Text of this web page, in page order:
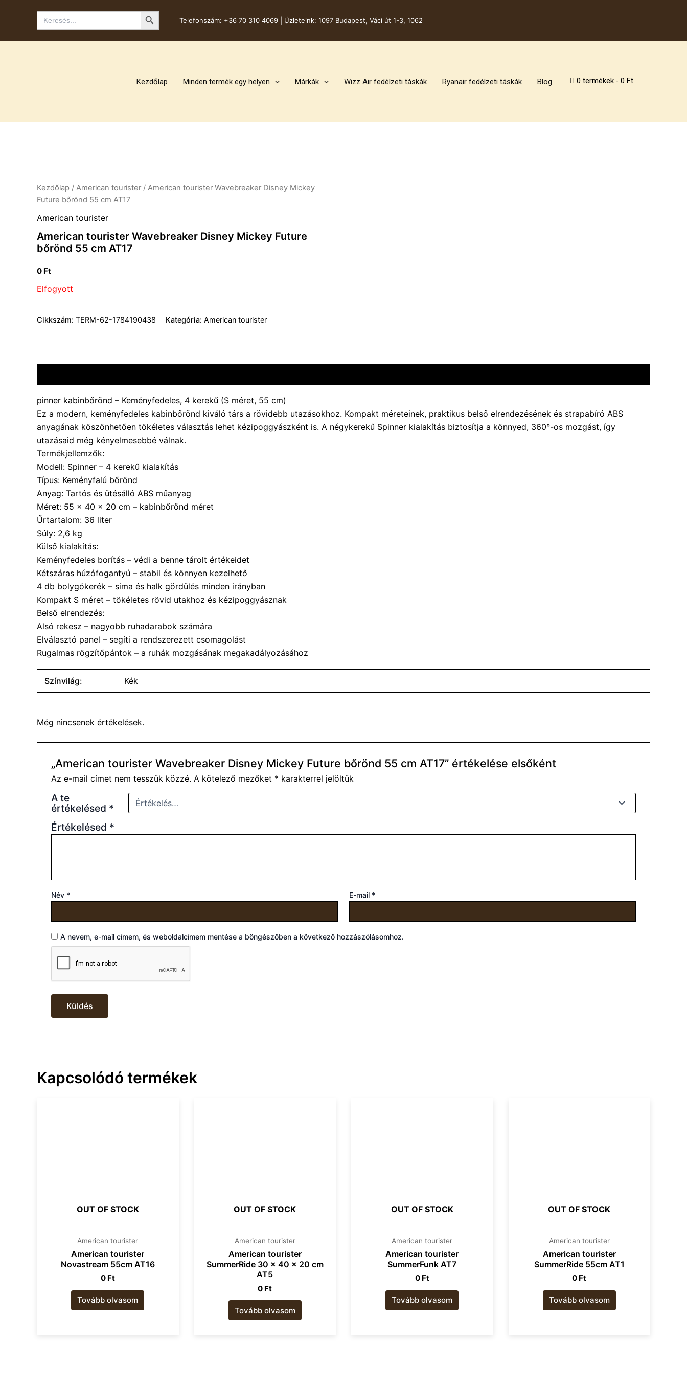
Search
for:
Search Button
Telefonszám: +36 70 310 4069 | Üzleteink: 1097 Budapest, Váci út 1-3, 1062
Kezdőlap Minden termék egy helyen Márkák Wizz Air fedélzeti táskák Ryanair fedélzeti táskák Blog 0 termékek 0 Ft
Kezdőlap / American tourister​ / American tourister Wavebreaker Disney Mickey
Future bőrönd 55 cm AT17
American tourister​
American tourister Wavebreaker Disney Mickey Future
bőrönd 55 cm AT17
0 Ft
Elfogyott
Cikkszám: TERM-62-1784190438 Kategória: American tourister​
pinner kabinbőrönd – Keményfedeles, 4 kerekű (S méret, 55 cm)
Ez a modern, keményfedeles kabinbőrönd kiváló társ a rövidebb utazásokhoz. Kompakt méreteinek, praktikus belső elrendezésének és strapabíró ABS
anyagának köszönhetően tökéletes választás lehet kézipoggyászként is. A négykerekű Spinner kialakítás biztosítja a könnyed, 360°-os mozgást, így
utazásaid még kényelmesebbé válnak.
Termékjellemzők:
Modell: Spinner – 4 kerekű kialakítás
Típus: Keményfalú bőrönd
Anyag: Tartós és ütésálló ABS műanyag
Méret: 55 x 40 x 20 cm – kabinbőrönd méret
Űrtartalom: 36 liter
Súly: 2,6 kg
Külső kialakítás:
Keményfedeles borítás – védi a benne tárolt értékeidet
Kétszáras húzófogantyú – stabil és könnyen kezelhető
4 db bolygókerék – sima és halk gördülés minden irányban
Kompakt S méret – tökéletes rövid utakhoz és kézipoggyásznak
Belső elrendezés:
Alsó rekesz – nagyobb ruhadarabok számára
Elválasztó panel – segíti a rendszerezett csomagolást
Rugalmas rögzítőpántok – a ruhák mozgásának megakadályozásához
Színvilág: Kék
Még nincsenek értékelések.
„American tourister Wavebreaker Disney Mickey Future bőrönd 55 cm AT17” értékelése elsőként
Az e-mail címet nem tesszük közzé. A kötelező mezőket * karakterrel jelöltük
A te
értékelésed *
Értékelésed *
Név * E-mail *
A nevem, e-mail címem, és weboldalcímem mentése a böngészőben a következő hozzászólásomhoz.
Kapcsolódó termékek
OUT OF STOCK
American tourister​
American tourister
Novastream 55cm AT16
0 Ft
Tovább olvasom
OUT OF STOCK
American tourister​
American tourister
SummerRide 30 x 40 x 20 cm
AT5
0 Ft
Tovább olvasom
OUT OF STOCK
American tourister​
American tourister
SummerFunk AT7
0 Ft
Tovább olvasom
OUT OF STOCK
American tourister​
American tourister
SummerRide 55cm AT1
0 Ft
Tovább olvasom